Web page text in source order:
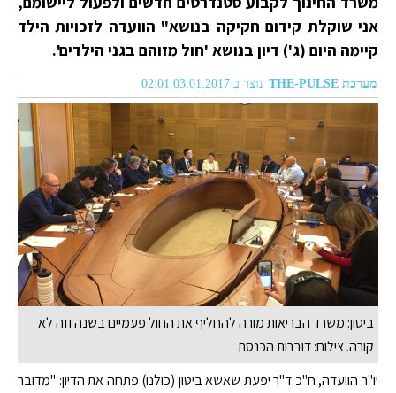
אני שוקלת קידום חקיקה בנושא" הוועדה לזכויות הילד
קיימה היום (ג') דיון בנושא 'חול מזוהם בגני הילדים'.
מערכת THE-PULSE נוצר ב 03.01.2017 02:01
ביטון: משרד הבריאות מורה להחליף את החול פעמיים בשנה וזה לא
קורה. צילום: דוברות הכנסת
יו"ר הוועדה, ח"כ ד"ר יפעת שאשא ביטון (כולנו) פתחה את הדיון: "מדובר